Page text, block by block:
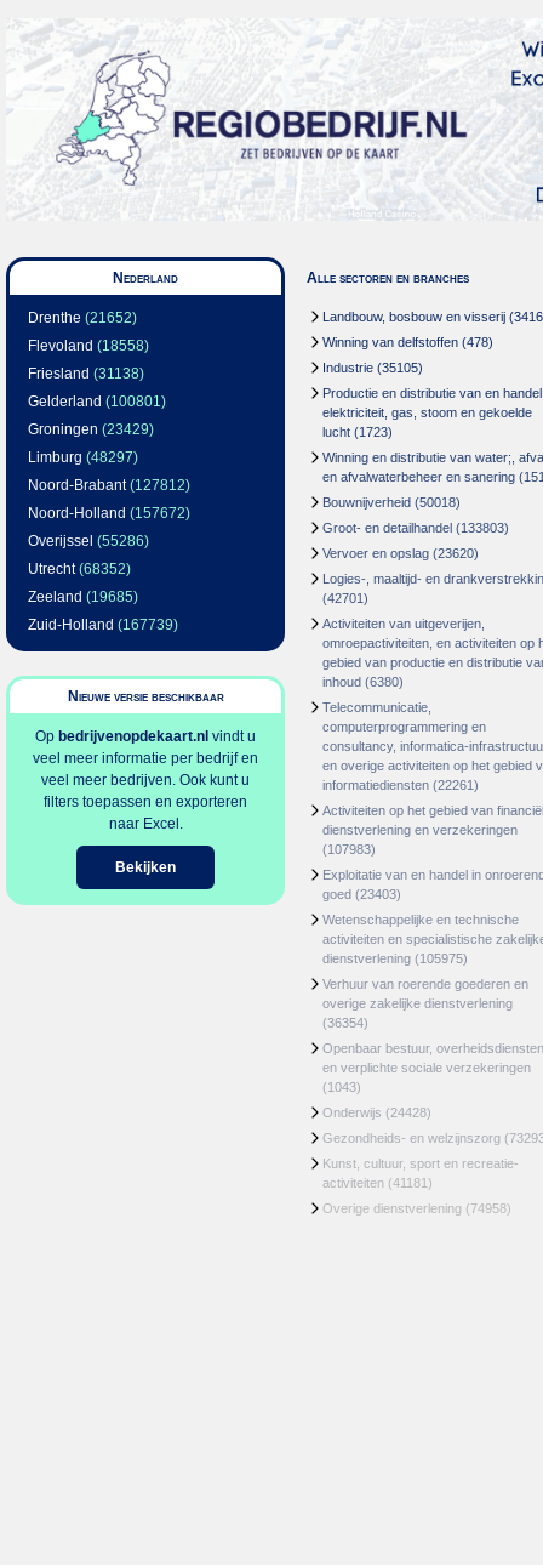
Nederland
Drenthe (21652)
Flevoland (18558)
Friesland (31138)
Gelderland (100801)
Groningen (23429)
Limburg (48297)
Noord-Brabant(127812)
Noord-Holland (157672)
Overijssel (55286)
Utrecht(68352)
Zeeland (19685)
Zuid-Holland (167739)
Nieuwe versie beschikbaar
Op bedrijvenopdekaart.nl vindt u
veel meer informatie per bedrijf en
veel meer bedrijven. Ook kunt u
filters toepassen en exporteren
naar Excel.
Bekijken
Alle sectoren en branches
Landbouw, bosbouw en visserij
Winning van delfstoffen (478)
Industrie (35105)
Productie en distributie van en
elektriciteit, gas, stoom en gekoelde
lucht (1723)
Winning en distributie van water;,
en afvalwaterbeheer en sanering
Bouwnijverheid (50018)
Groot- en detailhandel (133803)
Vervoer en opslag (23620)
Logies-, maaltijd- en
(42701)
Activiteiten van uitgeverijen,
omroepactiviteiten, en activiteiten op
gebied van productie en distributie
inhoud (6380)
Telecommunicatie,
computerprogrammering en
consultancy, informatica-
en overige activiteiten op het gebied
informatiediensten (22261)
Activiteiten op het gebied van
dienstverlening en verzekeringen
(107983)
Exploitatie van en handel in
goed (23403)
Wetenschappelijke en technische
activiteiten en specialistische
dienstverlening (105975)
Verhuur van roerende goederen en
overige zakelijke dienstverlening
(36354)
Openbaar bestuur, overheidsdiensten
en verplichte sociale verzekeringen
(1043)
Onderwijs (24428)
Gezondheids- en welzijnszorg
Kunst, cultuur, sport en recreatie-
activiteiten (41181)
Overige dienstverlening (74958)